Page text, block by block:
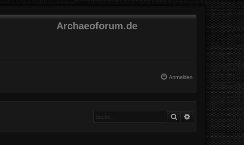
Archaeoforum.de
Anmelden
Suche Erweiterte Suche